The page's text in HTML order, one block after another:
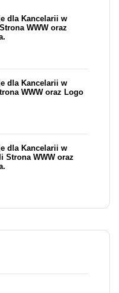
dla Kancelarii w
WWW oraz
dla Kancelarii w
WWW oraz Logo
dla Kancelarii w
Strona WWW oraz